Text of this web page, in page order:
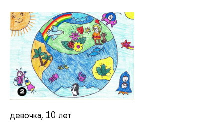
девочка, 10 лет